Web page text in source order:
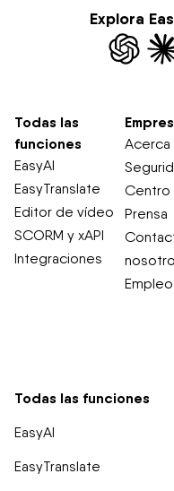
Explora
Todas las
funciones
EasyAI
EasyTranslate
Editor de vídeo
SCORM y xAPI
Integraciones
Centro
Prensa
Empleo
Todas las funciones
EasyAI
EasyTranslate